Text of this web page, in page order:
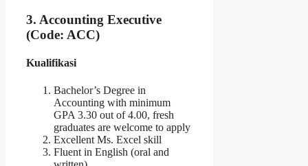
3. Accounting Executive
(Code: ACC)
Kualifikasi
Bachelor’s Degree in
Accounting with minimum
GPA 3.30 out of 4.00, fresh
graduates are welcome to apply
Excellent Ms. Excel skill
Fluent in English (oral and